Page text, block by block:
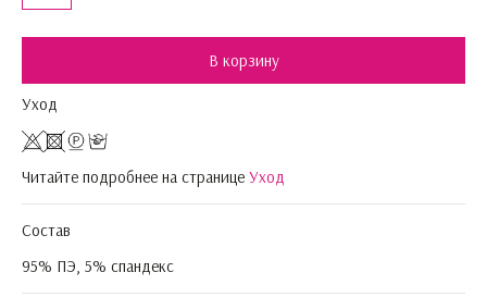
В корзину
Уход
Читайте подробнее на странице Уход
Состав
95% ПЭ, 5% спандекс